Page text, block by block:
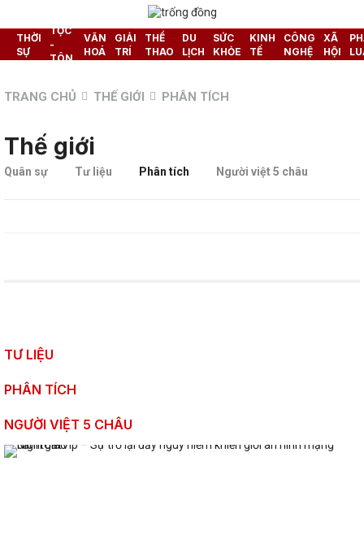
THỜI
SỰ
TỘC
-
TÔN
VĂN
HOÁ
GIẢI
TRÍ
THỂ
THAO
DU
LỊCH
SỨC
KHỎE
KINH
TẾ
CÔNG
NGHỆ
XÃ
HỘI
TRANG CHỦ THẾ GIỚI PHÂN TÍCH
Thế giới
Quân sự Tư liệu Phân tích Người việt 5 châu
TƯ LIỆU
PHÂN TÍCH
NGƯỜI VIỆT 5 CHÂU